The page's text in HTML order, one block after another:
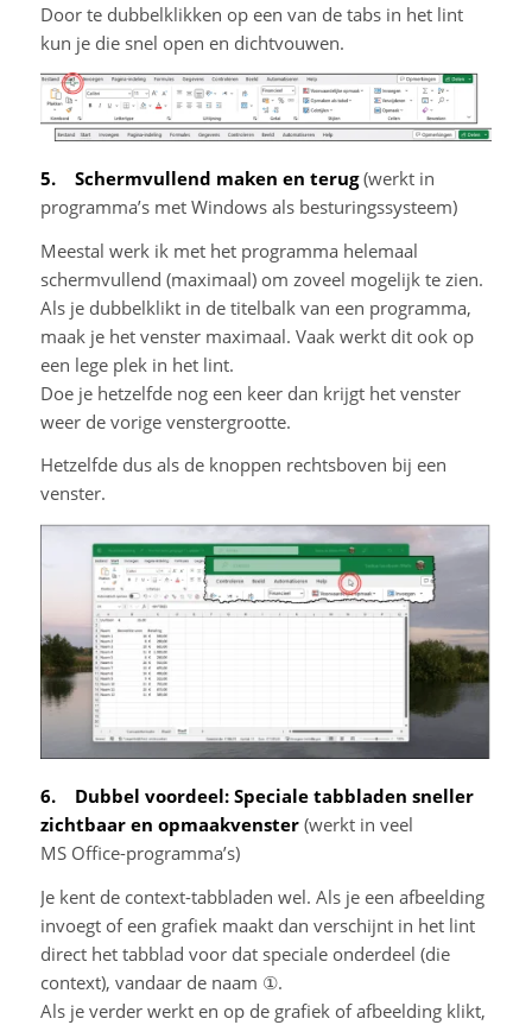
Door te dubbelklikken op een van de tabs in het lint
kun je die snel open en dichtvouwen.
5. Schermvullend maken en terug(werkt in
programma’s met Windows als besturingssysteem)
Meestal werk ik met het programma helemaal
schermvullend (maximaal) om zoveel mogelijk te zien.
Als je dubbelklikt in de titelbalk van een programma,
maak je het venster maximaal. Vaak werkt dit ook op
een lege plek in het lint.
Doe je hetzelfde nog een keer dan krijgt het venster
weer de vorige venstergrootte.
Hetzelfde dus als de knoppen rechtsboven bij een
venster.
6. Dubbel voordeel: Speciale tabbladen sneller
zichtbaar en opmaakvenster(werkt in veel
MS Office-programma’s)
Je kent de context-tabbladen wel. Als je een afbeelding
invoegt of een grafiek maakt dan verschijnt in het lint
direct het tabblad voor dat speciale onderdeel (die
context), vandaar de naam ①.
Als je verder werkt en op de grafiek of afbeelding klikt,